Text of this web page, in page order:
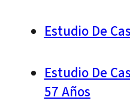
Estudio De
Estudio De
57 Años